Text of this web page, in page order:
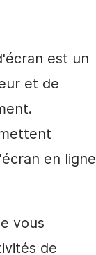
est un
et de
en ligne
vous
de